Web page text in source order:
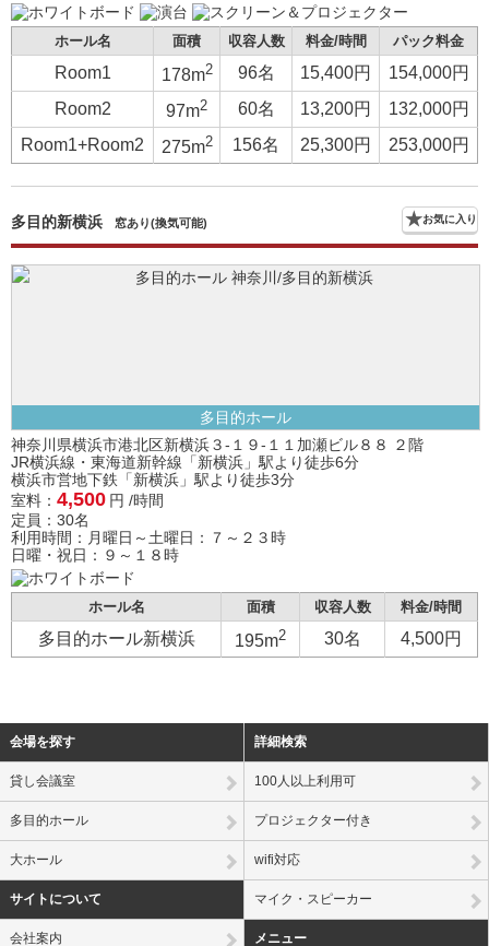
ホール名 面積 収容人数 料金/時間 パック料金
Room1 178m2 96名 15,400円
154,000円
Room2
97m2 60名 13,200円
132,000円
Room1+Room2
275m2 156名 25,300円 253,000円
お気に入り
多目的新横浜 窓あり(換気可能)
多目的ホール
神奈川県横浜市港北区新横浜３-１９-１１加瀬ビル８８ ２階
JR横浜線・東海道新幹線「新横浜」駅より徒歩6分
横浜市営地下鉄「新横浜」駅より徒歩3分
室料： 4,500 円 /時間
定員：30名
利用時間：月曜日～土曜日：７～２３時
日曜・祝日：９～１８時
ホール名 面積 収容人数 料金/時間
多目的ホール新横浜 195m2 30名 4,500円
会場を探す
貸し会議室
多目的ホール
大ホール
詳細検索
100人以上利用可
プロジェクター付き
wifi対応
マイク・スピーカー
メニュー
サイトについて
会社案内